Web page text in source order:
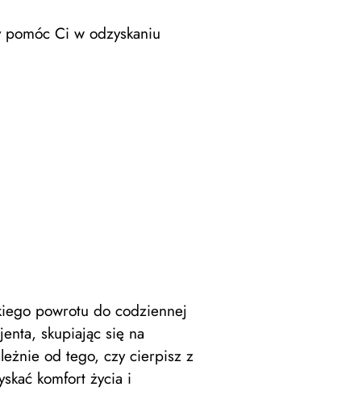
Ci w odzyskaniu
powrotu do codziennej
skupiając się na
od tego, czy cierpisz z
komfort życia i